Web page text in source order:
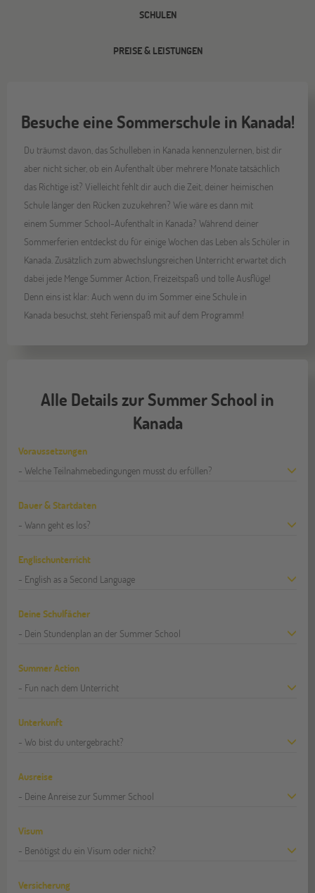
SCHULEN
PREISE & LEISTUNGEN
Besuche eine Sommerschule in Kanada!
Du träumst davon, das Schulleben in Kanada kennenzulernen, bist dir
aber nicht sicher, ob ein Aufenthalt über mehrere Monate tatsächlich
das Richtige ist? Vielleicht fehlt dir auch die Zeit, deiner heimischen
Schule länger den Rücken zuzukehren? Wie wäre es dann mit
einem Summer School-Aufenthalt in Kanada? Während deiner
Sommerferien entdeckst du für einige Wochen das Leben als Schüler in
Kanada. Zusätzlich zum abwechslungsreichen Unterricht erwartet dich
dabei jede Menge Summer Action, Freizeitspaß und tolle Ausflüge!
Denn eins ist klar: Auch wenn du im Sommer eine Schule in
Kanada besuchst, steht Ferienspaß mit auf dem Programm!
Alle Details zur Summer School in
Kanada
Voraussetzungen
- Welche Teilnahmebedingungen musst du erfüllen?
Dauer & Startdaten
- Wann geht es los?
Englischunterricht
- English as a Second Language
Deine Schulfächer
- Dein Stundenplan an der Summer School
Summer Action
- Fun nach dem Unterricht
Unterkunft
- Wo bist du untergebracht?
Ausreise
- Deine Anreise zur Summer School
Visum
- Benötigst du ein Visum oder nicht?
Versicherung